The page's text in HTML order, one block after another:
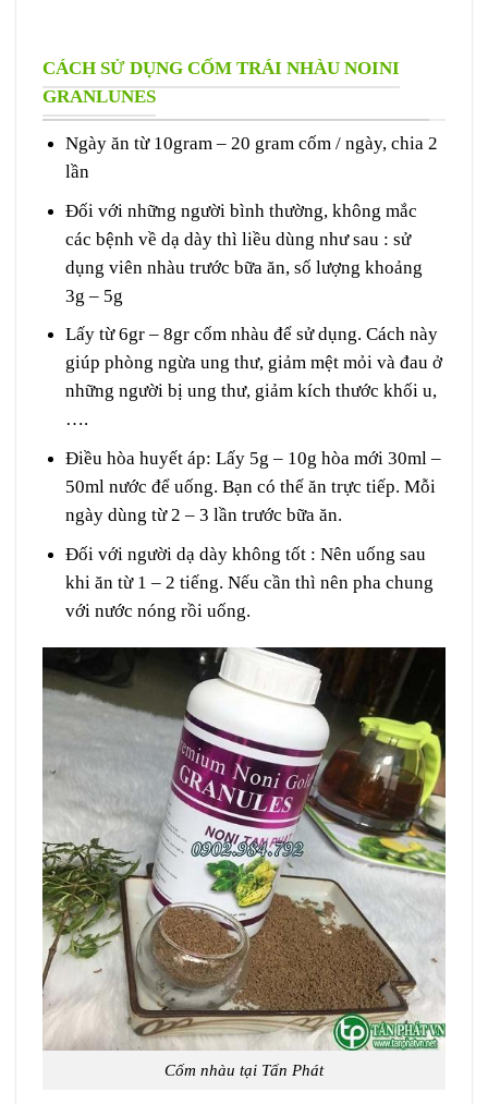
CÁCH SỬ DỤNG CỐM TRÁI NHÀU NOINI
GRANLUNES
Ngày ăn từ 10gram – 20 gram cốm / ngày, chia 2
lần
Đối với những người bình thường, không mắc
các bệnh về dạ dày thì liều dùng như sau : sử
dụng viên nhàu trước bữa ăn, số lượng khoảng
3g – 5g
Lấy từ 6gr – 8gr cốm nhàu để sử dụng. Cách này
giúp phòng ngừa ung thư, giảm mệt mỏi và đau ở
những người bị ung thư, giảm kích thước khối u,
….
Điều hòa huyết áp: Lấy 5g – 10g hòa mới 30ml –
50ml nước để uống. Bạn có thể ăn trực tiếp. Mỗi
ngày dùng từ 2 – 3 lần trước bữa ăn.
Đối với người dạ dày không tốt : Nên uống sau
khi ăn từ 1 – 2 tiếng. Nếu cần thì nên pha chung
với nước nóng rồi uống.
Cốm nhàu tại Tấn Phát